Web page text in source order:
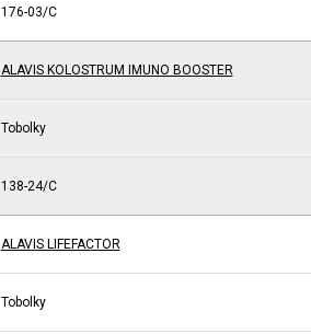
176-03/C
ALAVIS KOLOSTRUM IMUNO BOOSTER
Tobolky
138-24/C
ALAVIS LIFEFACTOR
Tobolky